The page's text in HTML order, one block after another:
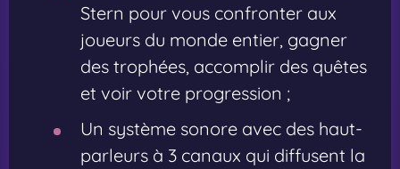
Stern pour vous confronter aux
joueurs du monde entier, gagner
des trophées, accomplir des quêtes
et voir votre progression ;
Un système sonore avec des haut-
parleurs à 3 canaux qui diffusent la